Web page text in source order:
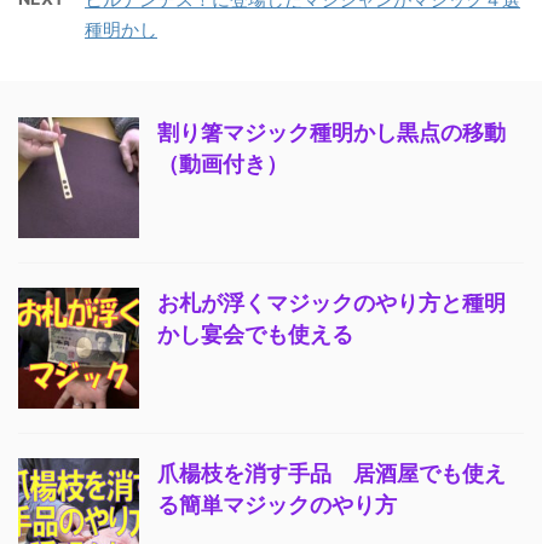
種明かし
割り箸マジック種明かし黒点の移動
（動画付き）
お札が浮くマジックのやり方と種明
かし宴会でも使える
爪楊枝を消す手品 居酒屋でも使え
る簡単マジックのやり方